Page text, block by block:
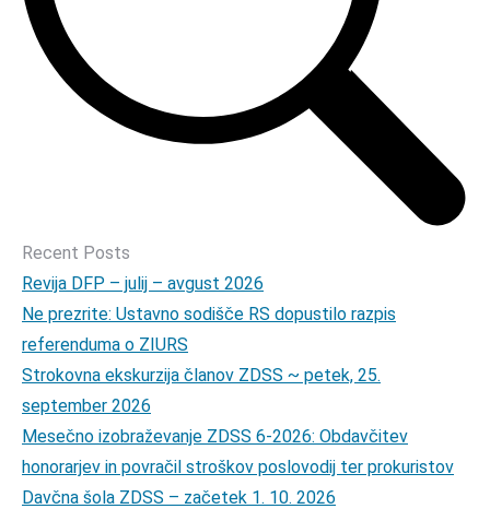
Recent Posts
Revija DFP – julij – avgust 2026
Ne prezrite: Ustavno sodišče RS dopustilo razpis
referenduma o ZIURS
Strokovna ekskurzija članov ZDSS ~ petek, 25.
september 2026
Mesečno izobraževanje ZDSS 6-2026: Obdavčitev
honorarjev in povračil stroškov poslovodij ter prokuristov
Davčna šola ZDSS – začetek 1. 10. 2026